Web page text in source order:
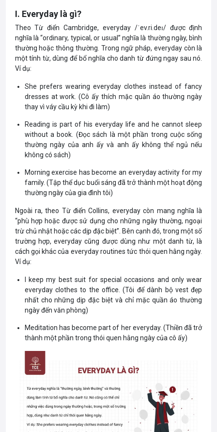
I. Everyday là gì?
Theo Từ điển Cambridge, everyday /ˈev.ri.deɪ/ được định
nghĩa là “ordinary, typical, or usual” nghĩa là thường ngày, bình
thường hoặc thông thường. Trong ngữ pháp, everyday còn là
một tính từ, dùng để bổ nghĩa cho danh từ đứng ngay sau nó.
Ví dụ:
She prefers wearing everyday clothes instead of fancy
dresses at work. (Cô ấy thích mặc quần áo thường ngày
thay vì váy cầu kỳ khi đi làm)
Reading is part of his everyday life and he cannot sleep
without a book. (Đọc sách là một phần trong cuộc sống
thường ngày của anh ấy và anh ấy không thể ngủ nếu
không có sách)
Morning exercise has become an everyday activity for my
family. (Tập thể dục buổi sáng đã trở thành một hoạt động
thường ngày của gia đình tôi)
Ngoài ra, theo Từ điển Collins, everyday còn mang nghĩa là
“phù hợp hoặc được sử dụng cho những ngày thường, ngoại
trừ chủ nhật hoặc các dịp đặc biệt”. Bên cạnh đó, trong một số
trường hợp, everyday cũng được dùng như một danh từ, là
cách gọi khác của everyday routines tức thói quen hằng ngày.
Ví dụ:
I keep my best suit for special occasions and only wear
everyday clothes to the office. (Tôi để dành bộ vest đẹp
nhất cho những dịp đặc biệt và chỉ mặc quần áo thường
ngày đến văn phòng)
Meditation has become part of her everyday. (Thiền đã trở
thành một phần trong thói quen hằng ngày của cô ấy)